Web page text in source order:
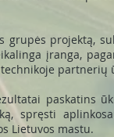
grupės projektą,
įranga,
partnerių
paskatins
spręsti
Lietuvos mastu.